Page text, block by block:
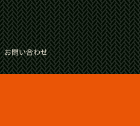
お問い合わせ